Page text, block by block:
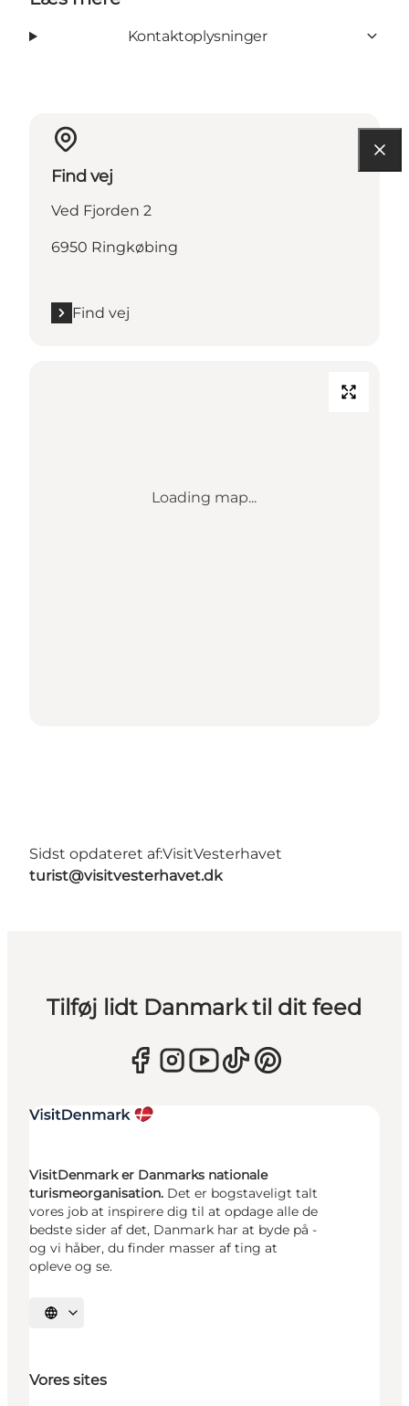
Kontaktoplysninger
Find vej
Ved Fjorden 2
6950 Ringkøbing
Find vej
Loading map...
Sidst opdateret af:VisitVesterhavet
turist@visitvesterhavet.dk
Tilføj lidt Danmark til dit feed
VisitDenmark er Danmarks nationale
turismeorganisation. Det er bogstaveligt talt
vores job at inspirere dig til at opdage alle de
bedste sider af det, Danmark har at byde på -
og vi håber, du finder masser af ting at
opleve og se.
Vælg sprog
Vores sites